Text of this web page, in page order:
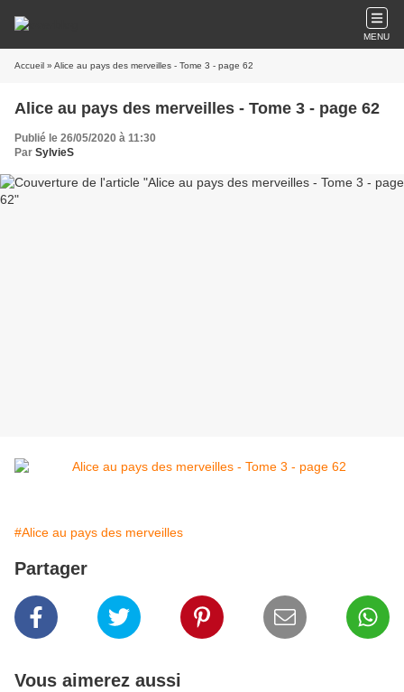
MENU
Accueil » Alice au pays des merveilles - Tome 3 - page 62
Alice au pays des merveilles - Tome 3 - page 62
Publié le 26/05/2020 à 11:30
Par SylvieS
#Alice au pays des merveilles
Partager
Vous aimerez aussi